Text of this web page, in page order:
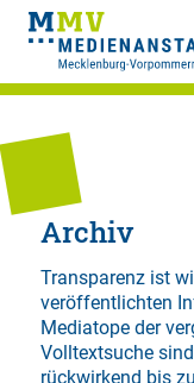
Archiv
Transparenz ist
veröffentlichten
Mediatope der
Volltextsuchesind
rückwirkend bis